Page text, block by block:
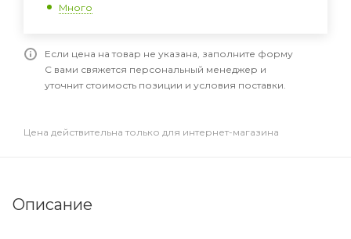
Много
Если цена на товар не указана, заполните форму
С вами свяжется персональный менеджер и
уточнит стоимость позиции и условия поставки.
Цена действительна только для интернет-магазина
Описание